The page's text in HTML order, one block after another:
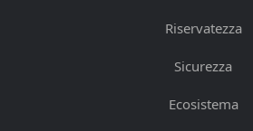
Riservatezza
Sicurezza
Ecosistema